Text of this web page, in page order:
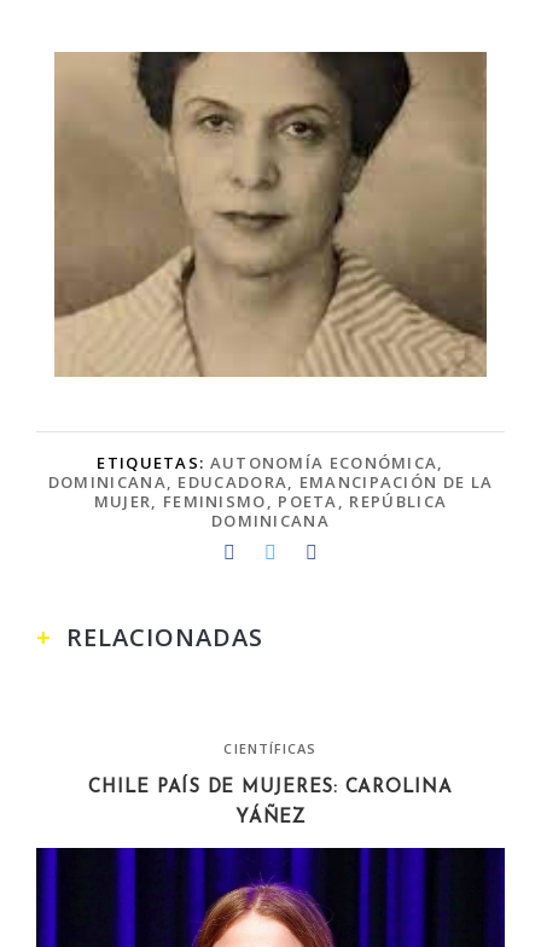
ETIQUETAS: AUTONOMÍA ECONÓMICA,
DOMINICANA, EDUCADORA, EMANCIPACIÓN DE LA
MUJER, FEMINISMO, POETA, REPÚBLICA
DOMINICANA
RELACIONADAS
CIENTÍFICAS
CHILE PAÍS DE MUJERES: CAROLINA
YÁÑEZ